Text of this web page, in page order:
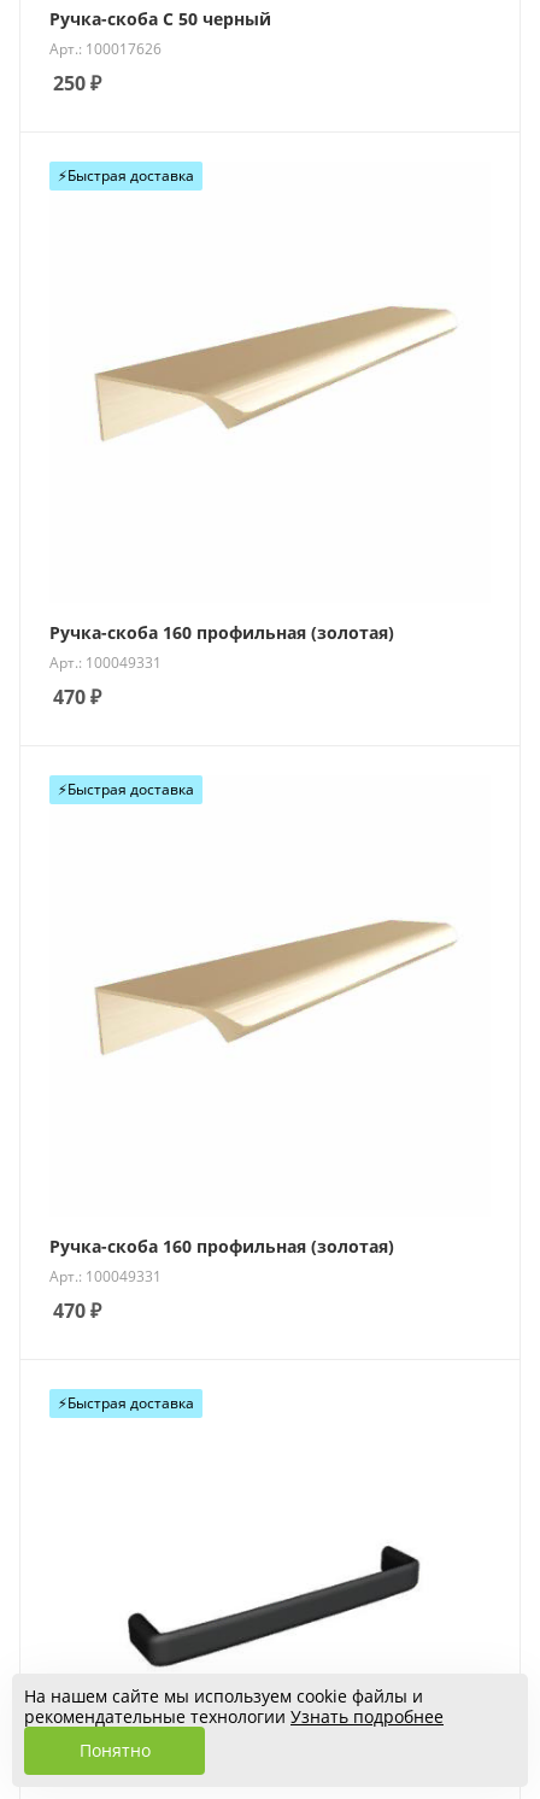
Ручка-скоба С 50 черный
Арт.: 100017626
250₽
⚡️Быстрая доставка
Ручка-скоба 160 профильная (золотая)
Арт.: 100049331
470₽
⚡️Быстрая доставка
Ручка-скоба 160 профильная (золотая)
Арт.: 100049331
470₽
⚡️Быстрая доставка
На нашем сайте мы используем cookie файлы и
рекомендательные технологии Узнать подробнее
Понятно